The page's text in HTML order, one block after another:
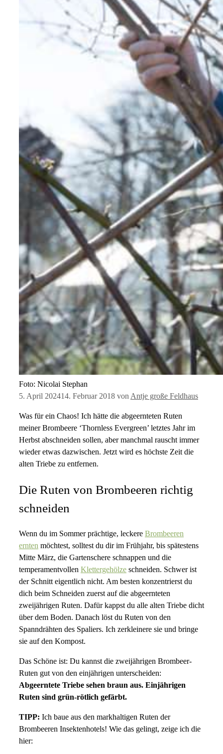
Foto: Nicolai Stephan
5. April 202414. Februar 2018 von Antje große Feldhaus
Was für ein Chaos! Ich hätte die abgeernteten Ruten
meiner Brombeere ‘Thornless Evergreen’ letztes Jahr im
Herbst abschneiden sollen, aber manchmal rauscht immer
wieder etwas dazwischen. Jetzt wird es höchste Zeit die
alten Triebe zu entfernen.
Die Ruten von Brombeeren richtig
schneiden
Wenn du im Sommer prächtige, leckere Brombeeren
ernten möchtest, solltest du dir im Frühjahr, bis spätestens
Mitte März, die Gartenschere schnappen und die
temperamentvollen Klettergehölze schneiden. Schwer ist
der Schnitt eigentlich nicht. Am besten konzentrierst du
dich beim Schneiden zuerst auf die abgeernteten
zweijährigen Ruten. Dafür kappst du alle alten Triebe dicht
über dem Boden. Danach löst du Ruten von den
Spanndrähten des Spaliers. Ich zerkleinere sie und bringe
sie auf den Kompost.
Das Schöne ist: Du kannst die zweijährigen Brombeer-
Ruten gut von den einjährigen unterscheiden:
Abgeerntete Triebe sehen braun aus. Einjährigen
Ruten sind grün-rötlich gefärbt.
TIPP: Ich baue aus den markhaltigen Ruten der
Brombeeren Insektenhotels! Wie das gelingt, zeige ich die
hier: